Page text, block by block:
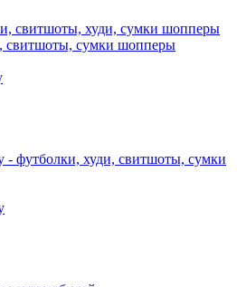
свитшоты, худи, сумки шопперы
свитшоты, сумки шопперы
- футболки, худи, свитшоты, сумки